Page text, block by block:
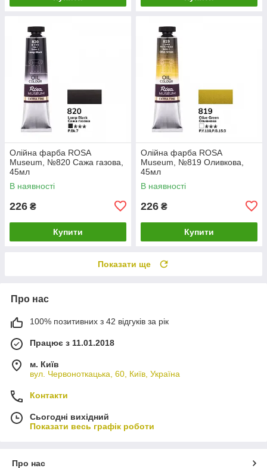
Олійна фарба ROSA
Museum, №820 Сажа газова,
45мл
В наявності
226 ₴
Купити
Олійна фарба ROSA
Museum, №819 Оливкова,
45мл
В наявності
226 ₴
Купити
Показати ще
Про нас
100% позитивних з 42 відгуків за рік
Працює з 11.01.2018
м. Київ
вул. Червоноткацька, 60, Київ, Україна
Контакти
Сьогодні вихідний
Показати весь графік роботи
Про нас